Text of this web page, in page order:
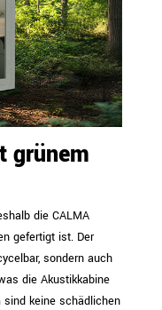
grünem
die CALMA
gefertigt ist. Der
sondern auch
die Akustikkabine
keine schädlichen